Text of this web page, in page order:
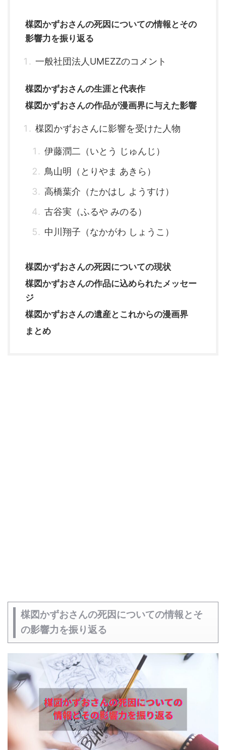
楳図かずおさんの死因についての情報とその
影響力を振り返る
一般社団法人UMEZZのコメント
楳図かずおさんの生涯と代表作
楳図かずおさんの作品が漫画界に与えた影響
楳図かずおさんに影響を受けた人物
伊藤潤二（いとう じゅんじ）
鳥山明（とりやま あきら）
高橋葉介（たかはし ようすけ）
古谷実（ふるや みのる）
中川翔子（なかがわ しょうこ）
楳図かずおさんの死因についての現状
楳図かずおさんの作品に込められたメッセー
ジ
楳図かずおさんの遺産とこれからの漫画界
まとめ
楳図かずおさんの死因についての情報とそ
の影響力を振り返る